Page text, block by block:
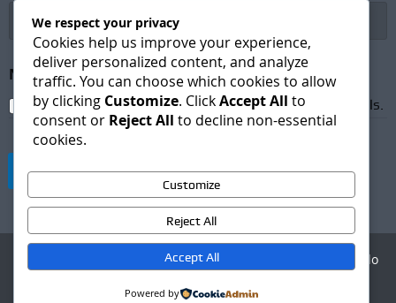
N
o
m
b
e
e
l
Newsletter Subscription*
I agree to receive newsletters and promotional emails.
Suscribirse
Agencia Digital - Desarrollo
We respect your privacy
Cookies help us improve your experience,
deliver personalized content, and analyze
traffic. You can choose which cookies to allow
by clicking Customize. ClickAccept All to
consent or Reject All to decline non-essential
cookies.
Customize
Reject All
Accept All
Powered by